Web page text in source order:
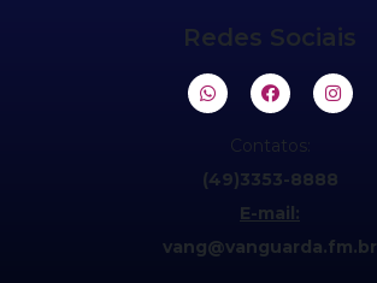
Redes Sociais
Contatos:
(49)3353-8888
E-mail:
vang@vanguarda.fm.br